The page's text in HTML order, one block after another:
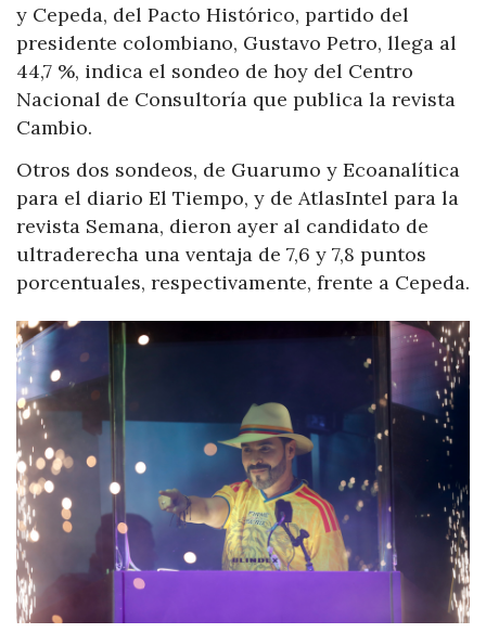
y Cepeda, del Pacto Histórico, partido del
presidente colombiano, Gustavo Petro, llega al
44,7 %, indica el sondeo de hoy del Centro
Nacional de Consultoría que publica la revista
Cambio.
Otros dos sondeos, de Guarumo y Ecoanalítica
para el diario El Tiempo, y de AtlasIntel para la
revista Semana, dieron ayer al candidato de
ultraderecha una ventaja de 7,6 y 7,8 puntos
porcentuales, respectivamente, frente a Cepeda.